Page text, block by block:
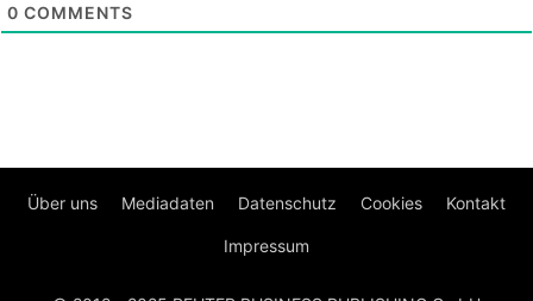
0 COMMENTS
Über uns Mediadaten Datenschutz Cookies Kontakt
Impressum